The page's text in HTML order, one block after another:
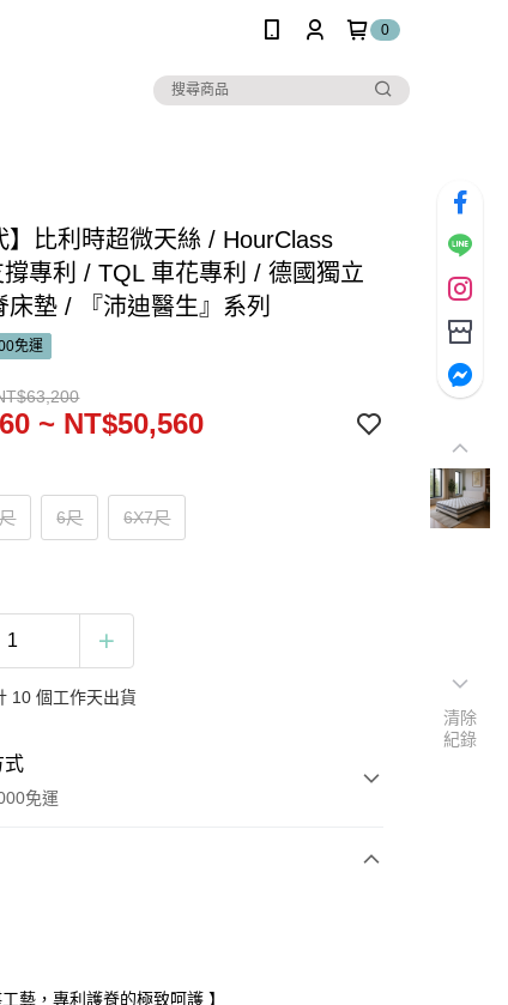
0
】比利時超微天絲 / HourClass
專利 / TQL 車花專利 / 德國獨立
床墊 / 『沛迪醫生』系列
免運
~ NT$50,560
6尺 6X7尺
10 個工作天出貨
式
免運
每期 NT$9,653
工藝，專利護脊的極致呵護 】
清除
紀錄